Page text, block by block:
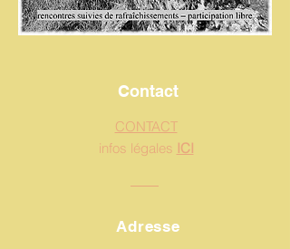
Contact
CONTACT
infos légales ICI
Adresse